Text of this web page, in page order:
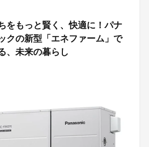
をもっと賢く、快適に！パナ
クの新型「エネファーム」で
、未来の暮らし